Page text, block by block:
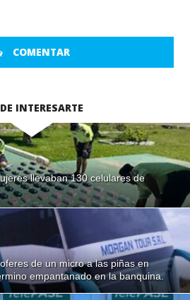
COMENTAR
INTERESARTE
llevaban 130 celulares de
de un micro a las piñas en
empantanado en la banquina.